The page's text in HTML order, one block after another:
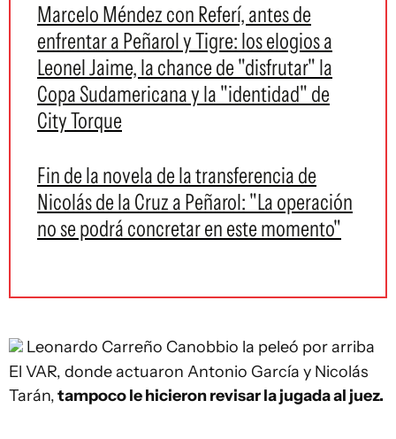
Marcelo Méndez con Referí, antes de
enfrentar a Peñarol y Tigre: los elogios a
Leonel Jaime, la chance de "disfrutar" la
Copa Sudamericana y la "identidad" de
City Torque
Fin de la novela de la transferencia de
Nicolás de la Cruz a Peñarol: "La operación
no se podrá concretar en este momento"
Leonardo Carreño Canobbio la peleó por arriba
El VAR, donde actuaron Antonio García y Nicolás
Tarán,tampoco le hicieron revisar la jugada al juez.